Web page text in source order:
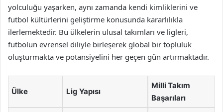
yolculuğu yaşarken, aynı zamanda kendi kimliklerini ve
futbol kültürlerini geliştirme konusunda kararlılıkla
ilerlemektedir. Bu ülkelerin ulusal takımları ve ligleri,
futbolun evrensel diliyle birleşerek global bir topluluk
oluşturmakta ve potansiyelini her geçen gün artırmaktadır.
Ülke Lig Yapısı
Milli Takım
Başarıları